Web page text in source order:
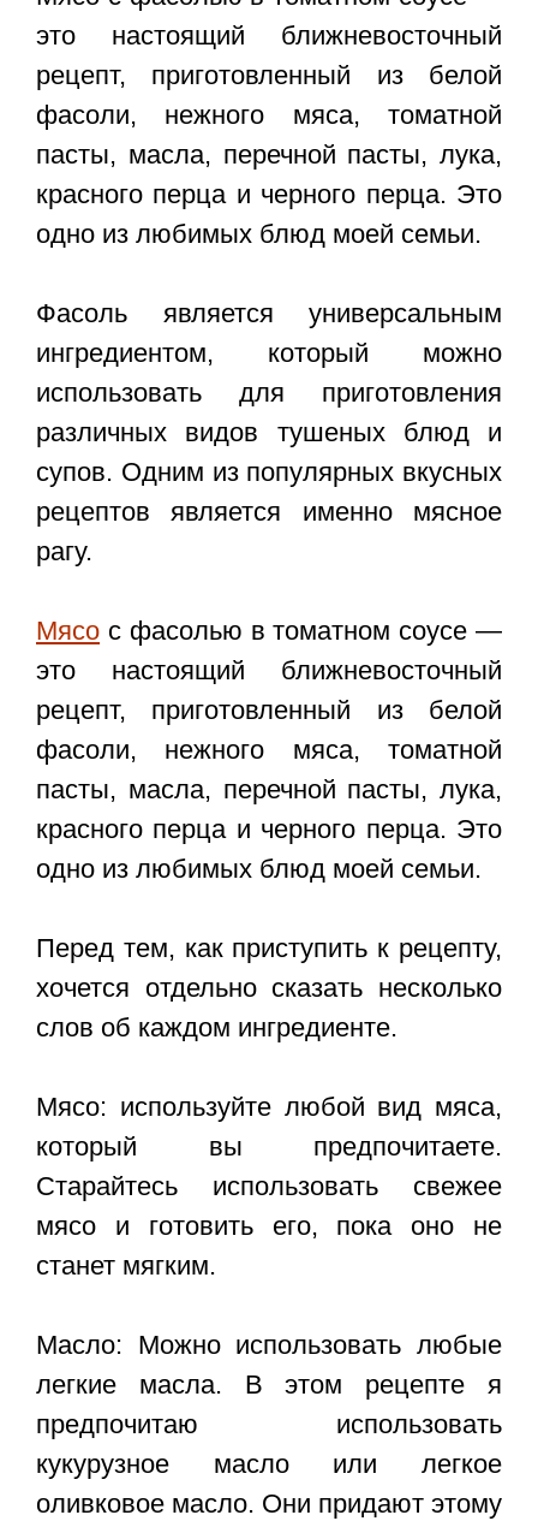
это настоящий ближневосточный
рецепт, приготовленный из белой
фасоли, нежного мяса, томатной
пасты, масла, перечной пасты, лука,
красного перца и черного перца. Это
одно из любимых блюд моей семьи.
Фасоль является универсальным
ингредиентом, который можно
использовать для приготовления
различных видов тушеных блюд и
супов. Одним из популярных вкусных
рецептов является именно мясное
рагу.
Мясо с фасолью в томатном соусе —
это настоящий ближневосточный
рецепт, приготовленный из белой
фасоли, нежного мяса, томатной
пасты, масла, перечной пасты, лука,
красного перца и черного перца. Это
одно из любимых блюд моей семьи.
Перед тем, как приступить к рецепту,
хочется отдельно сказать несколько
слов об каждом ингредиенте.
Мясо: используйте любой вид мяса,
который вы предпочитаете.
Старайтесь использовать свежее
мясо и готовить его, пока оно не
станет мягким.
Масло: Можно использовать любые
легкие масла. В этом рецепте я
предпочитаю использовать
кукурузное масло или легкое
оливковое масло. Они придают этому